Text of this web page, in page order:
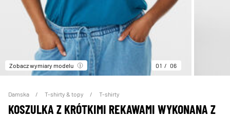
Zobacz wymiary modelu 01 06
Damska T-shirty & topy T-shirty
KOSZULKA Z KRÓTKIMI REKAWAMI WYKONANA Z